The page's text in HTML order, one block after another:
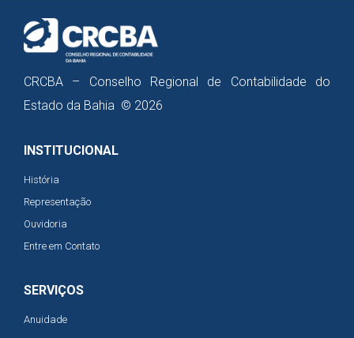
CRCBA – Conselho Regional de Contabilidade do
Estado da Bahia © 2026
INSTITUCIONAL
História
Representação
Ouvidoria
Entre em Contato
SERVIÇOS
Anuidade